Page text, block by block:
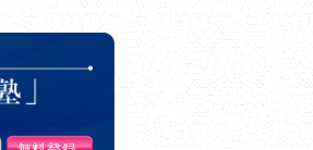
肌荒れ女子を救う皮膚科医菅